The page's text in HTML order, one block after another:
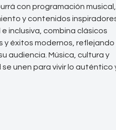
con programación musical,
y contenidos
inclusiva, combina clásicos
y éxitos modernos, reflejando
audiencia. Música, cultura y
unen para vivir lo auténtico